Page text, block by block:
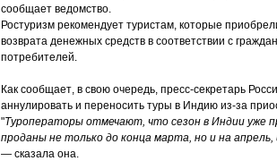
сообщает ведомство.
Ростуризм рекомендует туристам, которые
возврата денежных средств в соответствии с
потребителей.
Как сообщает, в свою очередь, пресс-секретарь
аннулировать и переносить туры в Индию из-за
"Туроператоры отмечают, что сезон в Индии уже
проданы не только до конца марта, но и на
— сказала она.